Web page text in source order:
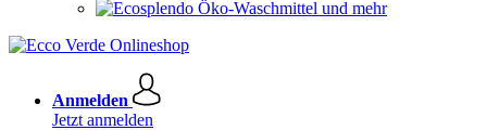
Öko-Waschmittel und mehr
Anmelden
Jetzt anmelden